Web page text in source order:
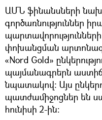
ԱՄՆ ֆինանսների
գործառնություններ
փոխանցման
«Nord Gold»
պայմանագրերն
նպատակով։ Այս
պատժամիջոցներ են
հունիսի 2-ին: